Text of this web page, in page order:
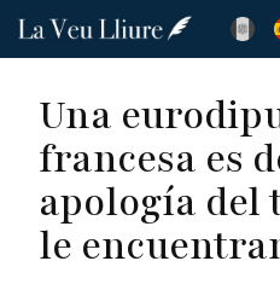
Pasar
principal
Una
francesa es
apología
le